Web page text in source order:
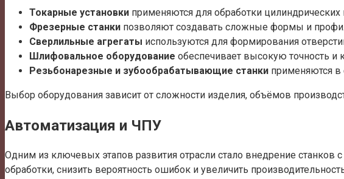
Токарные установки применяются для обработки цилиндрических
Фрезерные станки позволяют создавать сложные формы и
Сверлильные агрегаты используются для формирования
Шлифовальное оборудование обеспечивает высокую точность и
Резьбонарезные и зубообрабатывающие станки применяются в
Выбор оборудования зависит от сложности изделия, объёмов
Автоматизация и ЧПУ
Одним из ключевых этапов развития отрасли стало внедрение
обработки, снизить вероятность ошибок и увеличить